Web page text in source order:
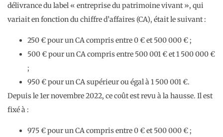
délivrance du label « entreprise du patrimoine vivant », qui
variait en fonction du chiffre d’affaires (CA), était le suivant :
250 € pour un CA compris entre 0 € et 500 000 € ;
500 € pour un CA compris entre 500 001 € et 1 500 000 €
;
950 € pour un CA supérieur ou égal à 1 500 001 €.
Depuis le 1er novembre 2022, ce coût est revu à la hausse. Il est
fixé à :
975 € pour un CA compris entre 0 € et 500 000 € ;